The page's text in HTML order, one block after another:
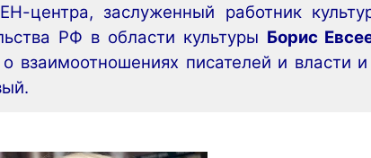
центра, заслуженный работник
РФ в области культуры Борис
взаимоотношениях писателей и власти